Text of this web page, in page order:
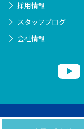
採用情報
スタッフブログ
会社情報